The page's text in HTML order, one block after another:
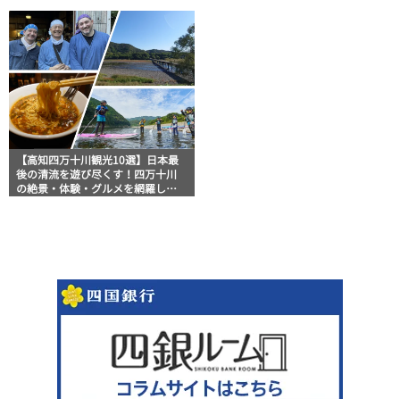
【高知四万十川観光10選】日本最
後の清流を遊び尽くす！四万十川
の絶景・体験・グルメを網羅した